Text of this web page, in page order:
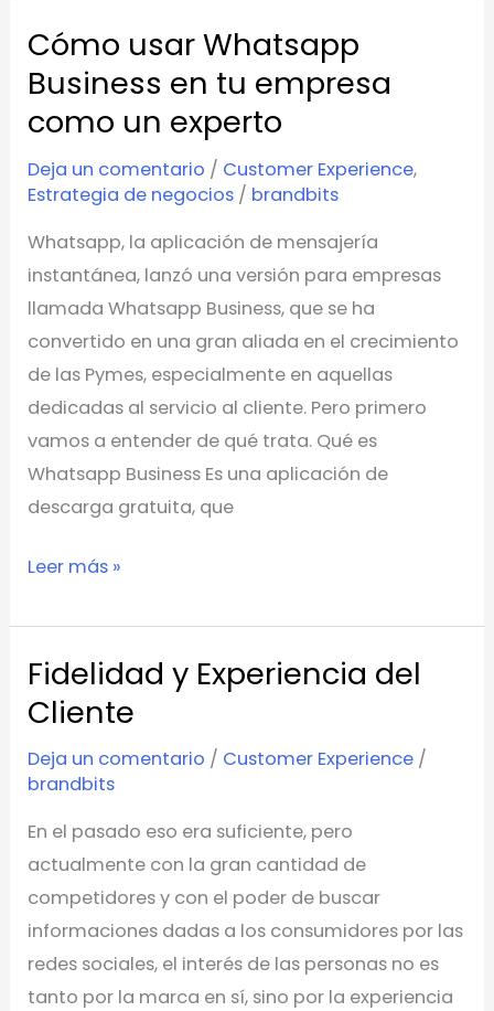
Cómo usar Whatsapp
Business en tu empresa
como un experto
Deja un comentario / Customer Experience,
Estrategia de negocios / brandbits
Whatsapp, la aplicación de mensajería
instantánea, lanzó una versión para empresas
llamada Whatsapp Business, que se ha
convertido en una gran aliada en el crecimiento
de las Pymes, especialmente en aquellas
dedicadas al servicio al cliente. Pero primero
vamos a entender de qué trata. Qué es
Whatsapp Business Es una aplicación de
descarga gratuita, que
Cómo
usar
Business
en
tu
empresa
como
un
experto
Leer más »
Fidelidad y Experiencia del
Cliente
Deja un comentario / Customer Experience /
brandbits
En el pasado eso era suficiente, pero
actualmente con la gran cantidad de
competidores y con el poder de buscar
informaciones dadas a los consumidores por las
redes sociales, el interés de las personas no es
tanto por la marca en sí, sino por la experiencia
Fidelidad
y
del